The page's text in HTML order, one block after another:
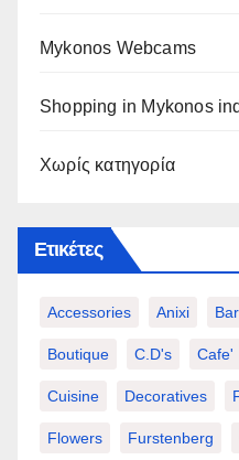
Mykonos Webcams
Shopping in Mykonos
Χωρίς κατηγορία
Ετικέτες
Accessories Anixi Bar
Boutique C.d's Cafe'
Cuisine Decoratives
Flowers Furstenberg